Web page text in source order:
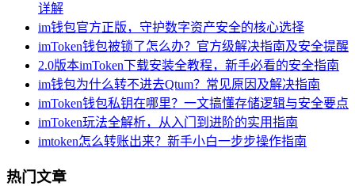
详解
im钱包官方正版，守护数字资产安全的核心选择
imToken钱包被锁了怎么办？官方级解决指南及安全提醒
2.0版本imToken下载安装全教程，新手必看的安全指南
im钱包为什么转不进去Qtum？常见原因及解决指南
imToken钱包私钥在哪里？一文搞懂存储逻辑与安全要点
imToken玩法全解析，从入门到进阶的实用指南
imtoken怎么转账出来？新手小白一步步操作指南
热门文章